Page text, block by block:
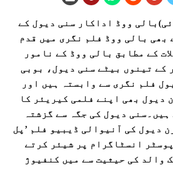
ووڈ اداکار سنی دیول کے
بھی بالی ووڈ فلم نگری میں قدم
کے مطابق بالی ووڈ کے نامور
کے تینوں بیٹے سنی دیول، بوبی
فلم نگری سے وابستہ ہیں اور
دیول بھی اپنے فلمی کیریئر کا
دیول کی جگہ سے گزشتہ
دیول کی آنیوالی ڈیبیو فلم ’پل
انسٹاگرام پر شیئر کرتے
والد کی حیثیت سے میں کنفیوژ